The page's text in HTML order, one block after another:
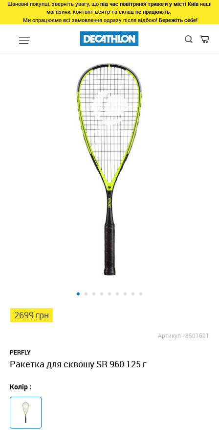
Шановні покупці, зверніть увагу, що під час повітряної тривоги у місті Київ наші
магазини, контакт-центр та склад не працюють.
Ми опрацюємо всі замовлення одразу після відбою! Бережіть себе!
Види спорту Спорт з ракетками Ракетки для
2699 грн
Артикул -8501691
PERFLY
Ракетка для сквошу SR 960 125 г
Колір :